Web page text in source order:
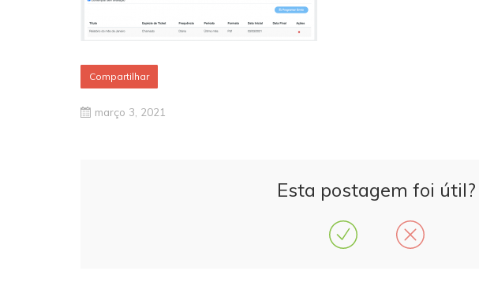
Compartilhar
março 3, 2021
Esta postagem foi útil?